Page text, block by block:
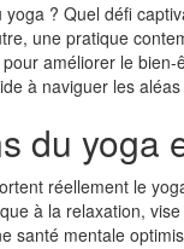
? Quel défi
une pratique
améliorer le
à naviguer les
du yoga
réellement le
à la relaxation,
santé mentale